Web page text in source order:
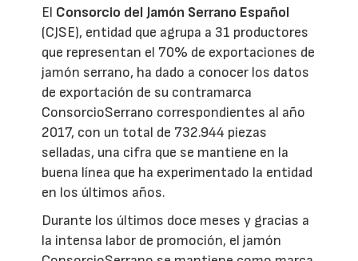
El Consorcio del Jamón Serrano Español
(CJSE), entidad que agrupa a 31 productores
que representan el 70% de exportaciones de
jamón serrano, ha dado a conocer los datos
de exportación de su contramarca
ConsorcioSerrano correspondientes al año
2017, con un total de 732.944 piezas
selladas, una cifra que se mantiene en la
buena línea que ha experimentado la entidad
en los últimos años.
Durante los últimos doce meses y gracias a
la intensa labor de promoción, el jamón